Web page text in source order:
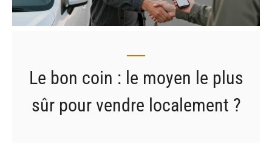
Le bon coin : le moyen le plus
sûr pour vendre localement ?